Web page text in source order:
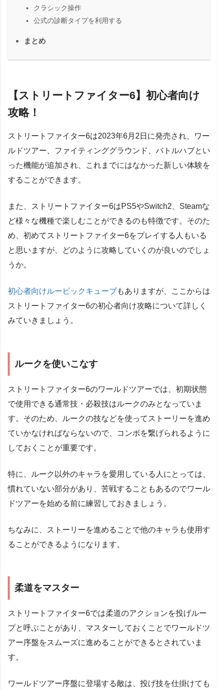
クラシック操作
公式の診断タイプを利用する
まとめ
【ストリートファイター6】初心者向け
攻略！
ストリートファイター6は2023年6月2日に発売され、ワー
ルドツアー、ファイティンググラウンド、バトルハブとい
った機能が追加され、これまでにはなかった新しい体験を
することができます。
また、ストリートファイター6はPS5やSwitch2、Steamな
ど様々な機種で楽しむことができるのも特徴です。そのた
め、初めてストリートファイター6をプレイする人もいる
と思いますが、どのように攻略していくのが良いのでしょ
うか。
初心者向けルービックキューブもありますが、ここからは
ストリートファイター6の初心者向け攻略について詳しく
みていきましょう。
ルークを使いこなす
ストリートファイター6のワールドツアーでは、初期状態
で使用できる通常技・必殺技はルークのみとなっていま
す。そのため、ルークの技などを使ってストーリーを進め
ていかなければならないので、コンボを繋げられるように
しておくことが重要です。
特に、ルーク以外のキャラを愛用している人にとっては、
慣れていない部分があり、苦戦することもあるのでワール
ドツアーを始める前に練習しておきましょう。
ちなみに、ストーリーを進めることで他のキャラも使用す
ることができるようになります。
柔道をマスター
ストリートファイター6では柔道のアクションを投げルー
プと呼ぶことがあり、マスターしておくことでワールドツ
アー序盤をスムーズに進めることができるとされていま
す。
ワールドツアー序盤に登場する敵は、投げ技を仕掛けても